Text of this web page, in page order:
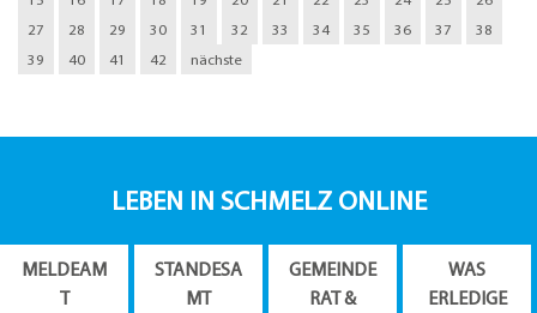
27
28 29 30 31 32 33 34 35 36 37
38
39
40 41 42 nächste
LEBEN IN SCHMELZ ONLINE
MELDEAM
T
STANDESA
MT
GEMEINDE
RAT &
WAS
ERLEDIGE